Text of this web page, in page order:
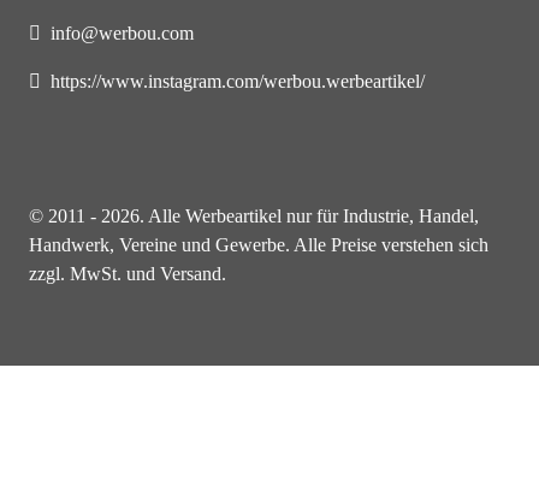
info@werbou.com
https://www.instagram.com/werbou.werbeartikel/
© 2011 - 2026. Alle Werbeartikel nur für Industrie, Handel,
Handwerk, Vereine und Gewerbe. Alle Preise verstehen sich
zzgl. MwSt. und Versand.